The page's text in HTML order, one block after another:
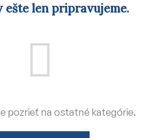
ešte len pripravujeme.
pozrieť na ostatné kategórie.